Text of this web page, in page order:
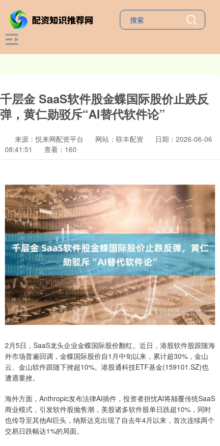
千层金 SaaS软件股金蝶国际股价止跌反
弹，黄仁勋驳斥“AI替代软件论”
来源：悦来网配资平台 网站：联丰配资
日期：2026-06-06
08:41:51
查看：160
2月5日，SaaS龙头企业金蝶国际股价翻红。近日，港股软件股跟随海
外市场普遍回调，金蝶国际股价自1月中旬以来，累计超30%，金山
云、金山软件跟随下挫超10%。港股通科技ETF基金(159101.SZ)也
遭遇重挫。
海外方面，Anthropic发布法律AI插件，投资者担忧AI将颠覆传统SaaS
商业模式，引发软件股抛售潮，美股诸多软件股单日跌超10%，同时
也传导至其他AI巨头，纳斯达克出现了自去年4月以来，首次连续两个
交易日跌幅达1%的局面。